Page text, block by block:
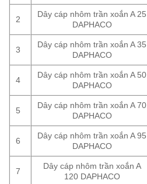
2
Dây cáp nhôm trần xoắn A 25
DAPHACO
3
Dây cáp nhôm trần xoắn A 35
DAPHACO
4
Dây cáp nhôm trần xoắn A 50
DAPHACO
5
Dây cáp nhôm trần xoắn A 70
DAPHACO
6
Dây cáp nhôm trần xoắn A 95
DAPHACO
7
Dây cáp nhôm trần xoắn A
120 DAPHACO